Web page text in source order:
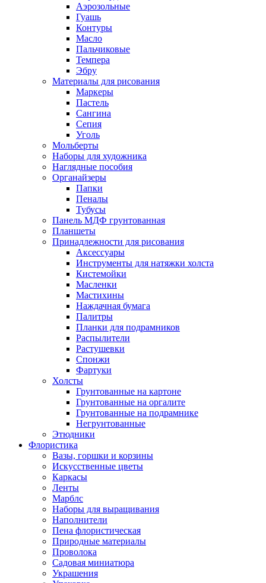
Аэрозольные
Гуашь
Контуры
Масло
Пальчиковые
Темпера
Эбру
Материалы для рисования
Маркеры
Пастель
Сангина
Сепия
Уголь
Мольберты
Наборы для художника
Наглядные пособия
Органайзеры
Папки
Пеналы
Тубусы
Панель МДФ грунтованная
Планшеты
Принадлежности для рисования
Аксессуары
Инструменты для натяжки холста
Кистемойки
Масленки
Мастихины
Наждачная бумага
Палитры
Планки для подрамников
Распылители
Растушевки
Спонжи
Фартуки
Холсты
Грунтованные на картоне
Грунтованные на оргалите
Грунтованные на подрамнике
Негрунтованные
Этюдники
Флористика
Вазы, горшки и корзины
Искусственные цветы
Каркасы
Ленты
Марблс
Наборы для выращивания
Наполнители
Пена флористическая
Природные материалы
Проволока
Садовая миниатюра
Украшения